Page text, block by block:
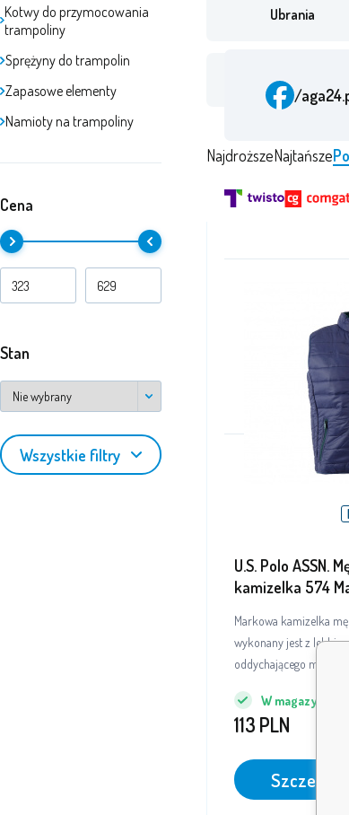
Kotwy do przymocowania
trampoliny
Sprężyny do trampolin
Zapasowe elementy
Namioty na trampoliny
Cena
Stan
Wszystkie filtry
Ubrania
Outlet
NajdroższeNajtańsze
U.S. Polo ASSN.
kamizelka 574
Markowa kamizelka
wykonany jest z
oddychającego
W magazynie
113 PLN
Szczegóły
/